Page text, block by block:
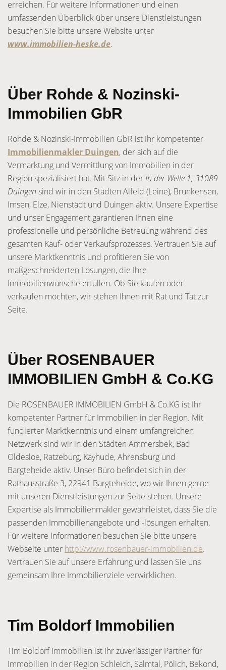
erreichen. Für weitere Informationen und einen
umfassenden Überblick über unsere Dienstleistungen
besuchen Sie bitte unsere Website unter
www.immobilien-heske.de.
Über Rohde & Nozinski-
Immobilien GbR
Rohde & Nozinski-Immobilien GbR ist Ihr kompetenter
Immobilienmakler Duingen, der sich auf die
Vermarktung und Vermittlung von Immobilien in der
Region spezialisiert hat. Mit Sitz in der In der Welle 1, 31089
Duingen sind wir in den Städten Alfeld (Leine), Brunkensen,
Imsen, Elze, Nienstädt und Duingen aktiv. Unsere Expertise
und unser Engagement garantieren Ihnen eine
professionelle und persönliche Betreuung während des
gesamten Kauf- oder Verkaufsprozesses. Vertrauen Sie auf
unsere Marktkenntnis und profitieren Sie von
maßgeschneiderten Lösungen, die Ihre
Immobilienwünsche erfüllen. Ob Sie kaufen oder
verkaufen möchten, wir stehen Ihnen mit Rat und Tat zur
Seite.
Über ROSENBAUER
IMMOBILIEN GmbH & Co.KG
Die ROSENBAUER IMMOBILIEN GmbH & Co.KG ist Ihr
kompetenter Partner für Immobilien in der Region. Mit
fundierter Marktkenntnis und einem umfangreichen
Netzwerk sind wir in den Städten Ammersbek, Bad
Oldesloe, Ratzeburg, Kayhude, Ahrensburg und
Bargteheide aktiv. Unser Büro befindet sich in der
Rathausstraße 3, 22941 Bargteheide, wo wir Ihnen gerne
mit unseren Dienstleistungen zur Seite stehen. Unsere
Expertise als Immobilienmakler gewährleistet, dass Sie die
passenden Immobilienangebote und -lösungen erhalten.
Für weitere Informationen besuchen Sie bitte unsere
Webseite unter http://www.rosenbauer-immobilien.de.
Vertrauen Sie auf unsere Erfahrung und lassen Sie uns
gemeinsam Ihre Immobilienziele verwirklichen.
Tim Boldorf Immobilien
Tim Boldorf Immobilien ist Ihr zuverlässiger Partner für
Immobilien in der Region Schleich, Salmtal, Pölich, Bekond,